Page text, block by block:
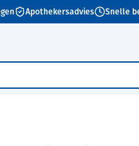
Apothekersadvies Snelle
categorie...